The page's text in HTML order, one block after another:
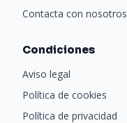
Contacta con nosotros
Condiciones
Aviso legal
Política de cookies
Política de privacidad